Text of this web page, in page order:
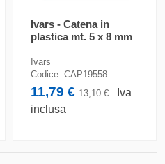
Ivars - Catena in
plastica mt. 5 x 8 mm
Ivars
Codice:CAP19558
11,79 €13,10 €
Iva
inclusa